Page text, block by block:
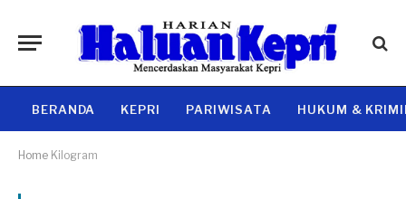
BERANDA KEPRI PARIWISATA HUKUM &
Home Kilogram